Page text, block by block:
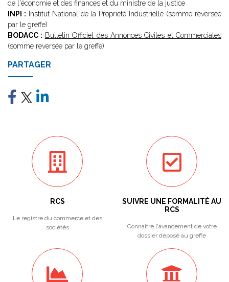
de l'économie et des finances et du ministre de la justice
INPI : Institut National de la Propriété Industrielle (somme reversée
par le greffe)
BODACC : Bulletin Officiel des Annonces Civiles et Commerciales
(somme reversée par le greffe)
PARTAGER
RCS
Le registre du commerce et des
sociétés
SUIVRE UNE FORMALITÉ AU
RCS
Connaitre l'avancement de votre
dossier déposé au greffe